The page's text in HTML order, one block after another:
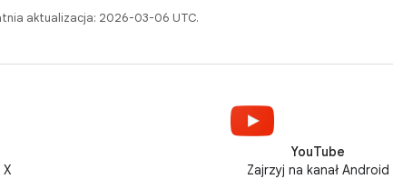
aktualizacja: 2026-03-06 UTC.
YouTube
Zajrzyj na kanał Android